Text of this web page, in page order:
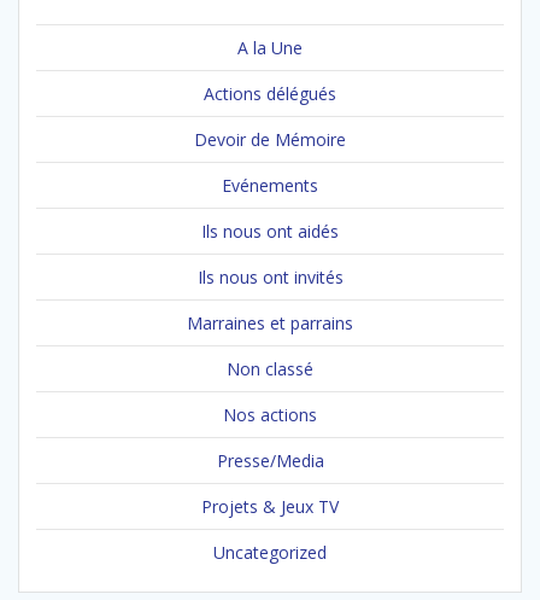
A la Une
Actions délégués
Devoir de Mémoire
Evénements
Ils nous ont aidés
Ils nous ont invités
Marraines et parrains
Non classé
Nos actions
Presse/Media
Projets & Jeux TV
Uncategorized